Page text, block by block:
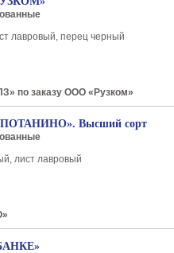
лавровый, перец черный
по заказу ООО «Рузком»
Высший сорт
лист лавровый